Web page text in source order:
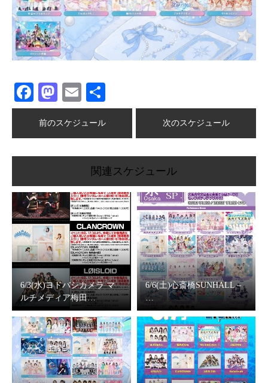
Facebook
Mastodon
Email
有
前のスケジュール 次のスケジュール
関連スケジュール
6/3(水)ヨドバシカメラ マ
ルチメディア梅田…
6/6(土)心斎橋SUNHALL –
…